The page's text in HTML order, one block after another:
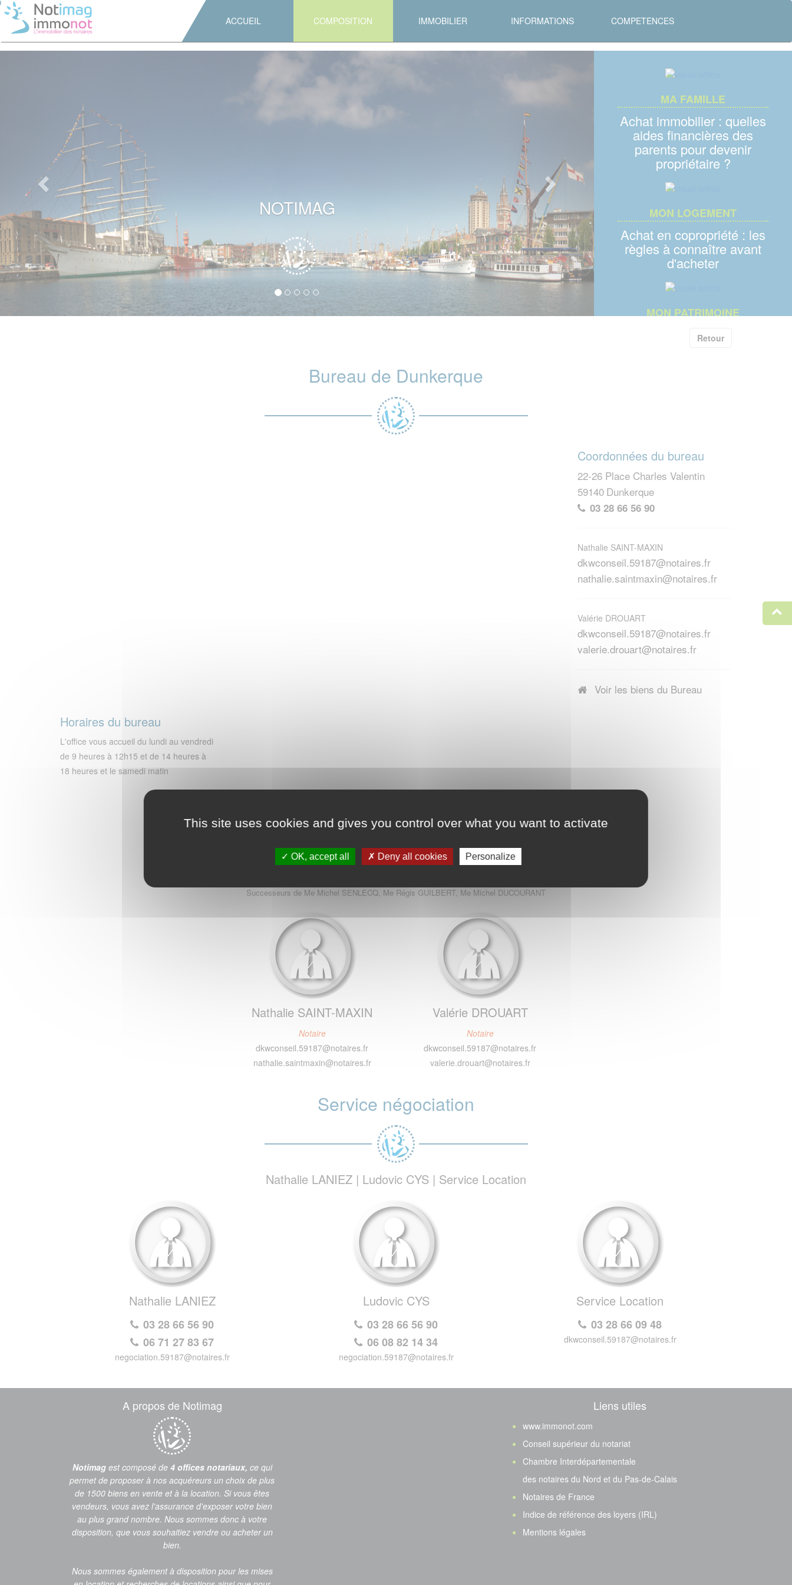
>
ACCUEIL
COMPOSITION IMMOBILIER INFORMATIONS COMPETENCES
NOTIMAG
MA FAMILLE
Achat immobilier : quelles
aides financières des
parents pour devenir
propriétaire ?
MON LOGEMENT
Achat en copropriété : les
règles à connaître avant
d'acheter
MON PATRIMOINE
Hériter d'une maison : qui
Retour
Bureau de Dunkerque
Coordonnées du bureau
22-26 Place Charles Valentin
59140 Dunkerque
03 28 66 56 90
Nathalie SAINT-MAXIN
dkwconseil.59187@notaires.fr
nathalie.saintmaxin@notaires.fr
Valérie DROUART
dkwconseil.59187@notaires.fr
valerie.drouart@notaires.fr
Voir les biens du Bureau
Horaires du bureau
L'office vous accueil du lundi au vendredi
de 9 heures à 12h15 et de 14 heures à
18 heures et le samedi matin
Successeurs de Me Michel SENLECQ, Me Régis GUILBERT, Me Michel DUCOURANT
Nathalie SAINT-MAXIN
Notaire
dkwconseil.59187@notaires.fr
nathalie.saintmaxin@notaires.fr
Valérie DROUART
Notaire
dkwconseil.59187@notaires.fr
valerie.drouart@notaires.fr
Service négociation
Nathalie LANIEZ | Ludovic CYS | Service Location
Nathalie LANIEZ
03 28 66 56 90
06 71 27 83 67
negociation.59187@notaires.fr
Ludovic CYS
03 28 66 56 90
06 08 82 14 34
negociation.59187@notaires.fr
Service Location
03 28 66 09 48
dkwconseil.59187@notaires.fr
A propos de Notimag
Notimag est composé de 4 offices notariaux, ce qui
permet de proposer à nos acquéreurs un choix de plus
de 1500 biens en vente et à la location. Si vous êtes
vendeurs, vous avez l'assurance d'exposer votre bien
au plus grand nombre. Nous sommes donc à votre
disposition, que vous souhaitiez vendre ou acheter un
bien.
Nous sommes également à disposition pour les mises
Liens utiles
www.immonot.com
Conseil supérieur du notariat
Chambre Interdépartementale
des notaires du Nord et du Pas-de-Calais
Notaires de France
Indice de référence des loyers (IRL)
Mentions légales
This site uses cookies and gives you control over what you want to activate
OK, accept all Deny all cookies Personalize